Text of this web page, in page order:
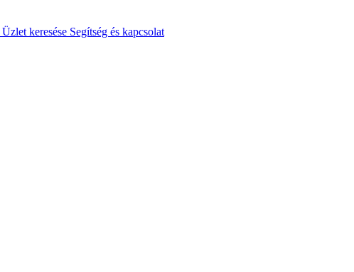
Üzlet keresése Segítség és kapcsolat